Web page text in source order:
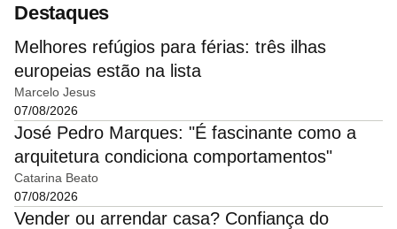
Destaques
Melhores refúgios para férias: três ilhas
europeias estão na lista
Marcelo Jesus
07/08/2026
José Pedro Marques: "É fascinante como a
arquitetura condiciona comportamentos"
Catarina Beato
07/08/2026
Vender ou arrendar casa? Confiança do